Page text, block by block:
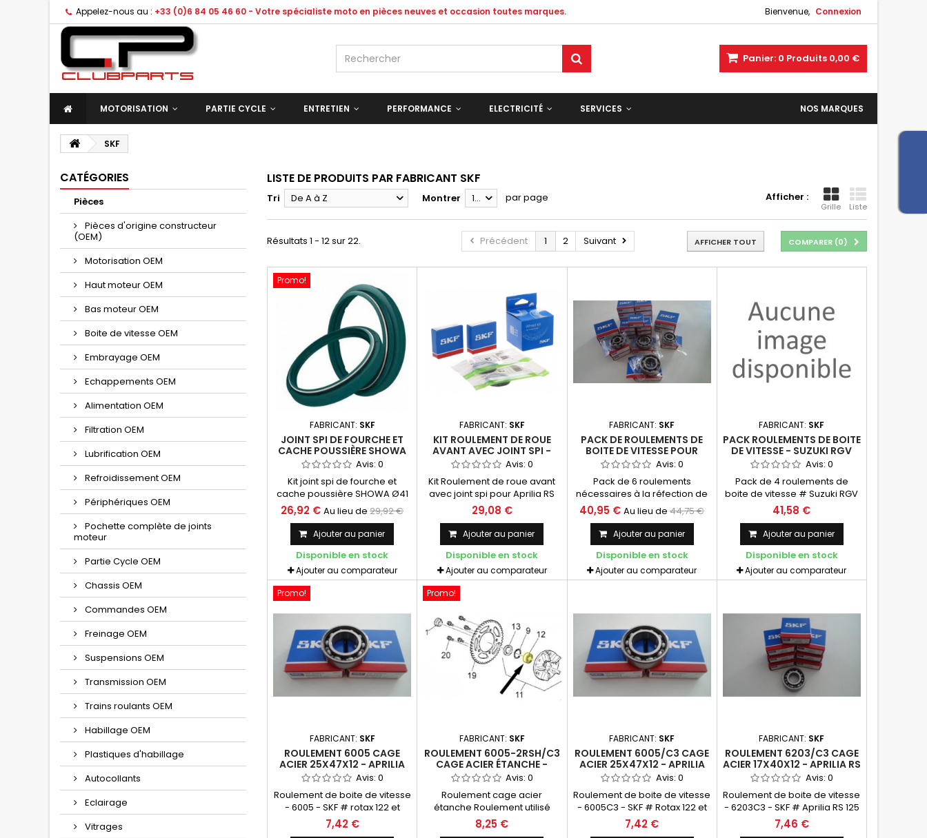
Bienvenue, Connexion
Appelez-nous au : +33 (0)6 84 05 46 60 - Votre spécialiste moto en pièces neuves et occasion toutes marques.
Panier: 0 Produits 0,00 €
MOTORISATION PARTIE CYCLE ENTRETIEN PERFORMANCE ELECTRICITÉ SERVICES NOS MARQUES
SKF
CATÉGORIES
Pièces
Pièces d'origine constructeur
(OEM)
Motorisation OEM
Haut moteur OEM
Bas moteur OEM
Boite de vitesse OEM
Embrayage OEM
Echappements OEM
Alimentation OEM
Filtration OEM
Lubrification OEM
Refroidissement OEM
Périphériques OEM
Pochette complète de joints
moteur
Partie Cycle OEM
Chassis OEM
Commandes OEM
Freinage OEM
Suspensions OEM
Transmission OEM
Trains roulants OEM
Habillage OEM
Plastiques d'habillage
Autocollants
Eclairage
Vitrages
LISTE DE PRODUITS PAR FABRICANT SKF
Afficher :
Grille Liste
Tri De A à Z Montrer 12 par page
COMPARER (0)
Précédent 1 2 Suivant AFFICHER TOUT
Résultats 1 - 12 sur 22.
Promo!
FABRICANT: SKF
JOINT SPI DE FOURCHE ET
CACHE POUSSIÈRE SHOWA
Ø41 APRILIA RS 250 MK2 -
SKF
Avis:0
Kit joint spi de fourche et
cache poussière SHOWA Ø41
- SKF Pour Aprilia RS 250 Mk2
de 1998 à 2002 Joint spi et
cache poussière haute
performance Etanchéité et
longévité maximale
Référence pour un bras de
fourche (commander deux
kits pour faire la fourche
26,92 €Au lieu de29,92 €
Ajouter au panier
Disponible en stock
Ajouter au comparateur
FABRICANT: SKF
KIT ROULEMENT DE ROUE
AVANT AVEC JOINT SPI -
APRILIA RS 250 MK2 - SKF
Avis:0
Kit Roulement de roue avant
avec joint spi pour Aprilia RS
250 Mk2 # SKF Roulement
6004 - 2RSH/C3 SKF cage
acier - etanche diamètre
intérieur 20 mm diamètre
extérieur 42 mm épaisseur 12
mm
29,08 €
Ajouter au panier
Disponible en stock
Ajouter au comparateur
FABRICANT: SKF
PACK DE ROULEMENTS DE
BOITE DE VITESSE POUR
APRILIA 125 - ROTAX 122 ET
123 - SKF
Avis: 0
Pack de 6 roulements
nécessaires à la réfection de
votre boite de vitesse Pour
rotax 122 et rotax 123 (et autres
applications) 6 roulements
cage acier SKF
40,95 €Au lieu de44,75 €
Ajouter au panier
Disponible en stock
Ajouter au comparateur
FABRICANT: SKF
PACK ROULEMENTS DE BOITE
DE VITESSE - SUZUKI RGV
250 / APRILIA RS 250 - SKF
Avis: 0
Pack de 4 roulements de
boite de vitesse # Suzuki RGV
250 VJ22 - Aprilia RS 250 Mk1 &
Mk2 Roulement cage acier SKF
41,58 €
Ajouter au panier
Disponible en stock
Ajouter au comparateur
Promo!
FABRICANT: SKF
ROULEMENT 6005 CAGE
ACIER 25X47X12 - APRILIA
125 / ROTAX 122/123 - SKF
Avis:0
Roulement de boite de vitesse
- 6005 - SKF # rotax 122 et
rotax 123 (et autres
applications) Cage acier -
7,42 €
Promo!
FABRICANT: SKF
ROULEMENT 6005-2RSH/C3
CAGE ACIER ÉTANCHE -
25X47X12 - APRILIA 125 /
ROTAX 122/123 - SKF
Avis:0
Roulement cage acier
étanche Roulement utilisé
notamment sur le porte-
couronne Aprilia RS 125 ...
8,25 €
FABRICANT: SKF
ROULEMENT 6005/C3 CAGE
ACIER 25X47X12 - APRILIA
125 / ROTAX 122/123 - SKF
Avis: 0
Roulement de boite de vitesse
- 6005C3 - SKF # Rotax 122 et
rotax 123 (et autres
applications) Cage acier -
7,42 €
FABRICANT: SKF
ROULEMENT 6203/C3 CAGE
ACIER 17X40X12 - APRILIA RS
125/250 - SUZUKI RGV 250 -
SKF
Avis: 0
Roulement de boite de vitesse
- 6203C3 - SKF # Aprilia RS 125
- rotax 122 et rotax 123 (et
autres applications) # Aprilia
7,46 €